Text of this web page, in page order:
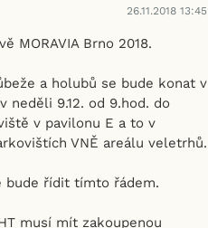
26.11.2018 13:45
MORAVIA Brno 2018.
a holubů se bude konat v
neděli 9.12. od 9.hod. do
v pavilonu E a to v
VNĚ areálu veletrhů.
bude řídit tímto řádem.
musí mít zakoupenou